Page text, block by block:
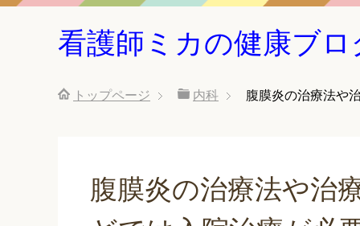
看護師ミカの健康ブロ
トップページ 内科 腹膜炎の治療法や
腹膜炎の治療法や治